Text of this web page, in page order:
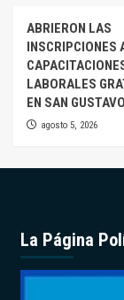
ABRIERON LAS
INSCRIPCIONES
LABORALES
EN SAN GUSTAVO
agosto 5, 2026
La Página